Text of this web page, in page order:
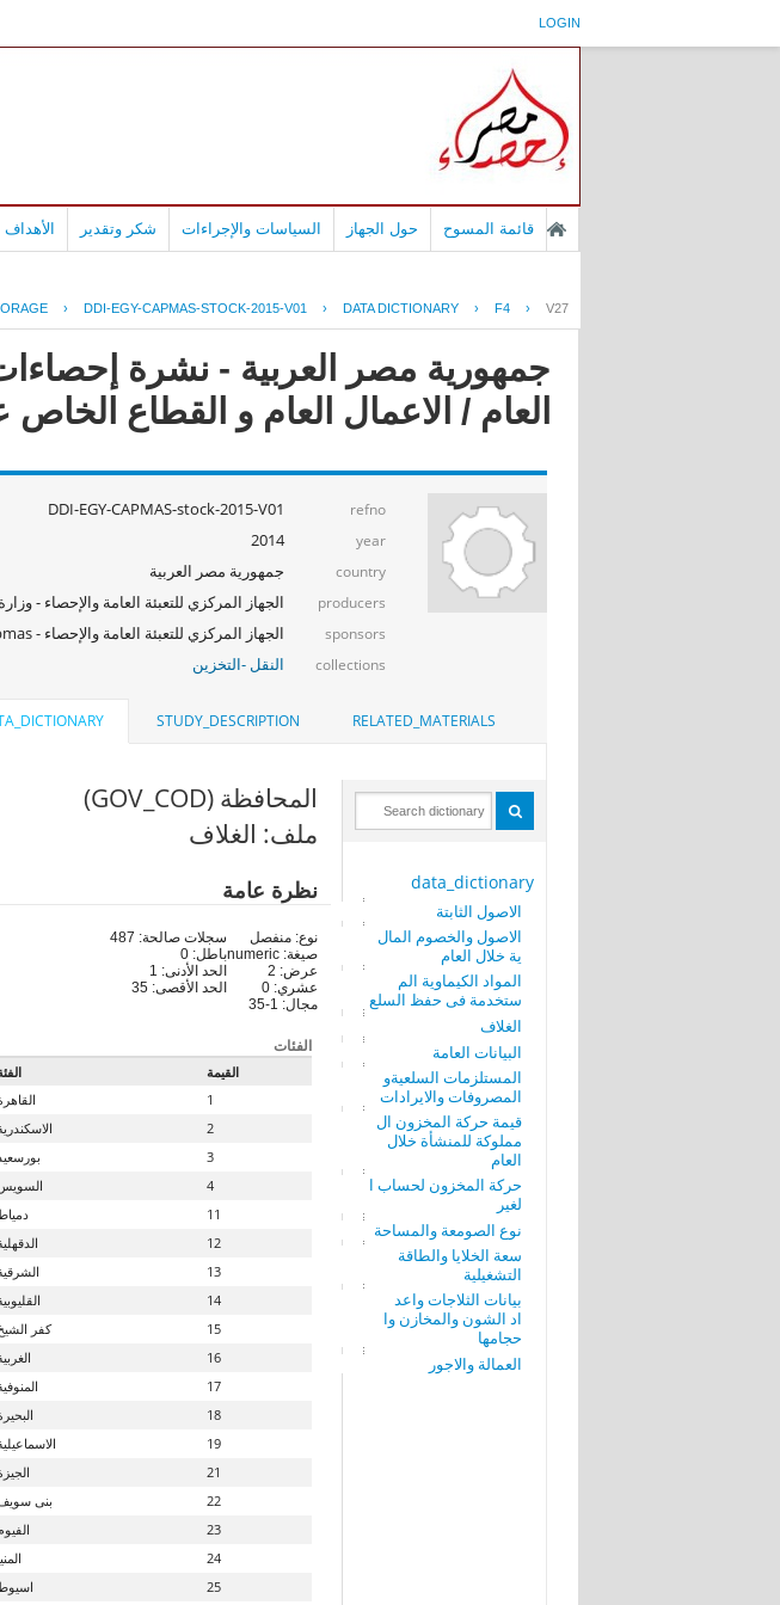
LOGIN
قائمة المسوح حول الجهاز السياسات والإجراءات شكر وتقدير الأهداف
› DDI-EGY-CAPMAS-STOCK-2015-V01 › DATA DICTIONARY › F4 › V27
جمهورية مصر العربية - نشرة
العام / الاعمال العام و القطاع الخاص عام 2013 -
refno
DDI-EGY-CAPMAS-stock-2015-V01
year
2014
country جمهورية مصر العربية
producers الجهاز المركزي للتعبئة العامة والإحصاء -
sponsors الجهاز المركزي للتعبئة العامة والإحصاء - capmas - توثيق ونشر الدراسة
collections النقل -التخزين
RELATED_MATERIALS
STUDY_DESCRIPTION
data_dictionary
الاصول الثابتة
الاصول والخصوم المال
ية خلال العام
المواد الكيماوية الم
ستخدمة فى حفظ السلع
الغلاف
البيانات العامة
المستلزمات السلعيةو
المصروفات والايرادات
قيمة حركة المخزون ال
مملوكة للمنشأة خلال
العام
حركة المخزون لحساب ا
لغير
نوع الصومعة والمساحة
سعة الخلايا والطاقة
التشغيلية
بيانات الثلاجات واعد
اد الشون والمخازن وا
حجامها
العمالة والاجور
المحافظة (GOV_COD)
ملف: الغلاف
نظرة عامة
نوع: منفصل
صيغة: numeric
عرض: 2
عشري: 0
مجال: 1-35
سجلات صالحة: 487
باطل: 0
الحد الأدنى: 1
الحد الأقصى: 35
الفئات
القيمة
1
2
3
4
11
12
13
14
15
كفر
16
17
18
19
21
22
بنى
23
24
25